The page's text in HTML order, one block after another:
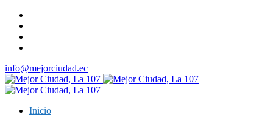
info@mejorciudad.ec
Inicio